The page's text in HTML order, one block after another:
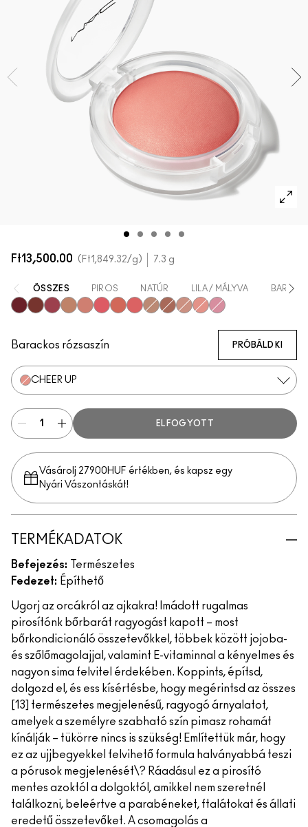
AZ ARCRA VALÓ ÖSSZES TERMÉK
Mini M·A·C
A SZEMRE VALÓ ÖSSZES TERMÉK
AZ ÖSSZES ECSET
Ft13,500.00 Ft1,849.32/g 7.3 g
ÖSSZES PIROS NATÚR LILA / MÁLYVA BARACK
Barackos rózsaszín PRÓBÁLD KI
CHEER UP
ELFOGYOTT
Vásárolj 27900HUF értékben, és kapsz egy
Nyári Vászontáskát!
TERMÉKADATOK
Befejezés:
Természetes
Fedezet: Építhető
Ugorj az orcákról az ajkakra! Imádott rugalmas
pirosítónk bőrbarát ragyogást kapott – most
bőrkondicionáló összetevőkkel, többek között jojoba-
és szőlőmagolajjal, valamint E-vitaminnal a kényelmes és
nagyon sima felvitel érdekében. Koppints, építsd,
dolgozd el, és ess kísértésbe, hogy megérintsd az összes
[13] természetes megjelenésű, ragyogó árnyalatot,
amelyek a személyre szabható szín pimasz rohamát
kínálják – tükörre nincs is szükség! Említettük már, hogy
ez az ujjbegyekkel felvihető formula halványabbá teszi
a pórusok megjelenését\? Ráadásul ez a pirosító
mentes azoktól a dolgoktól, amikkel nem szeretnél
találkozni, beleértve a parabéneket, ftalátokat és állati
eredetű összetevőket. A csomagolás a